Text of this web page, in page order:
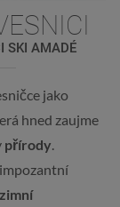
SKI AMADÉ
jako
hned zaujme
přírody
zimní